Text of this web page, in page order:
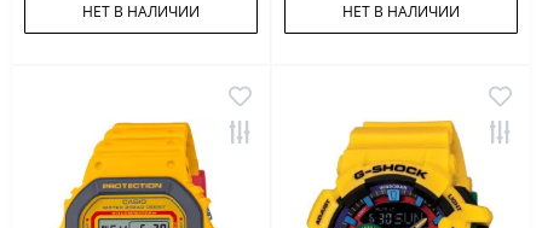
НЕТ В НАЛИЧИИ НЕТ В НАЛИЧИИ